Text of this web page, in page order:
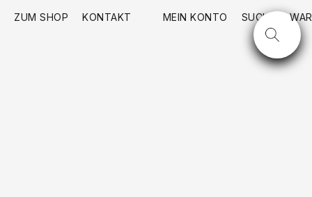
ZUM SHOP KONTAKT MEIN KONTO SUCHE